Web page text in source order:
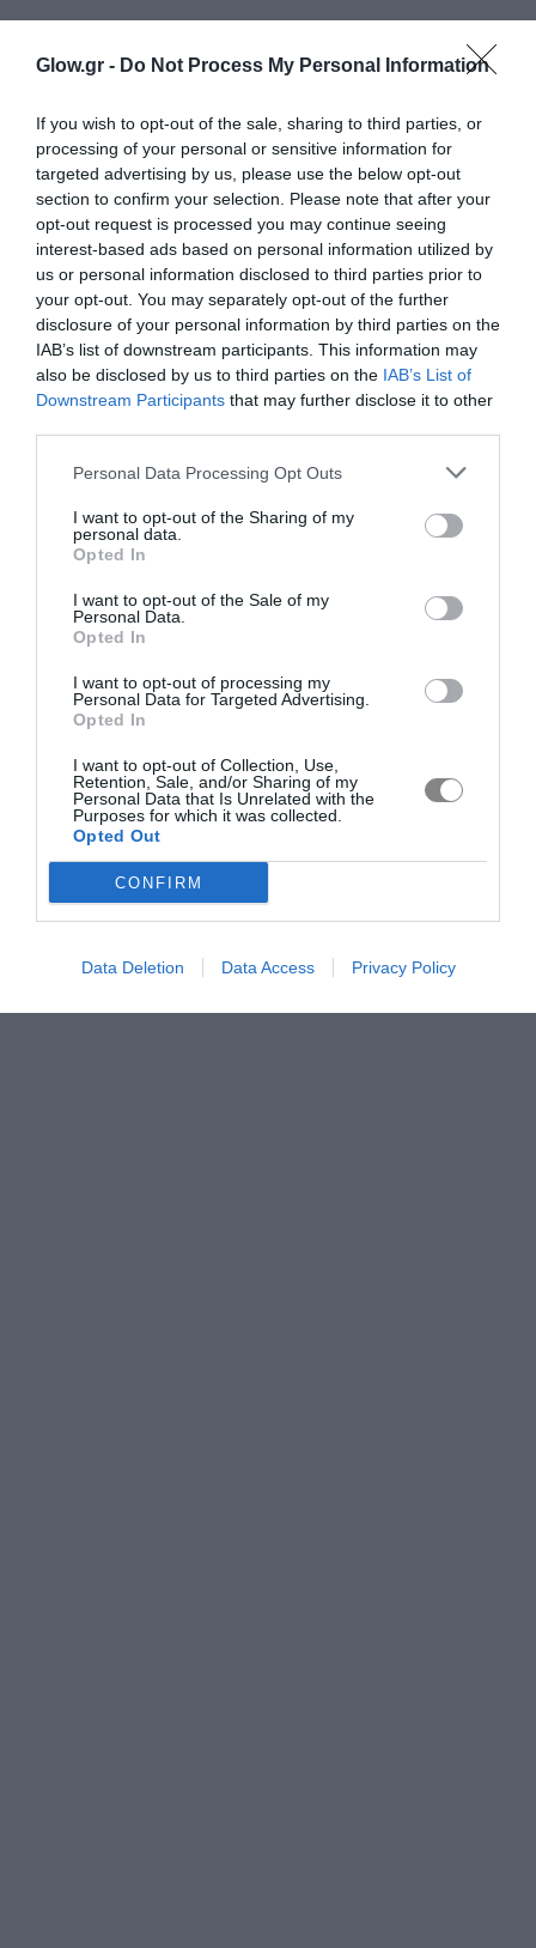
Glow.gr - Do Not Process My Personal Information
If you wish to opt-out of the sale, sharing to third parties, or
processing of your personal or sensitive information for
targeted advertising by us, please use the below opt-out
section to confirm your selection. Please note that after your
opt-out request is processed you may continue seeing
interest-based ads based on personal information utilized by
us or personal information disclosed to third parties prior to
your opt-out. You may separately opt-out of the further
disclosure of your personal information by third parties on the
IAB’s list of downstream participants. This information may
also be disclosed by us to third parties on the IAB’s List of
Downstream Participants that may further disclose it to other
Personal Data Processing Opt Outs
I want to opt-out of the Sharing of my
personal data.
Opted In
I want to opt-out of the Sale of my
Personal Data.
Opted In
I want to opt-out of processing my
Personal Data for Targeted Advertising.
Opted In
I want to opt-out of Collection, Use,
Retention, Sale, and/or Sharing of my
Personal Data that Is Unrelated with the
Purposes for which it was collected.
Opted Out
CONFIRM
Data Deletion Data Access Privacy Policy